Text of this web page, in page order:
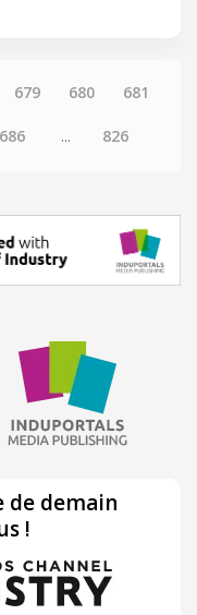
679 680 681
686 ... 826
de demain
!